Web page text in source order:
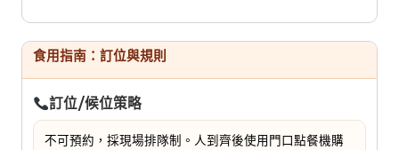
食用指南：訂位與規則
訂位/候位策略
不可預約，採現場排隊制。人到齊後使用門口點餐機購